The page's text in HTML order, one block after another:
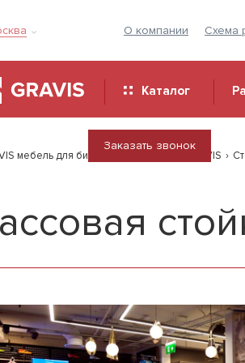
О компании Схема
Каталог
Заказать звонок
мебель для бизнеса Продукция GRAVIS ›